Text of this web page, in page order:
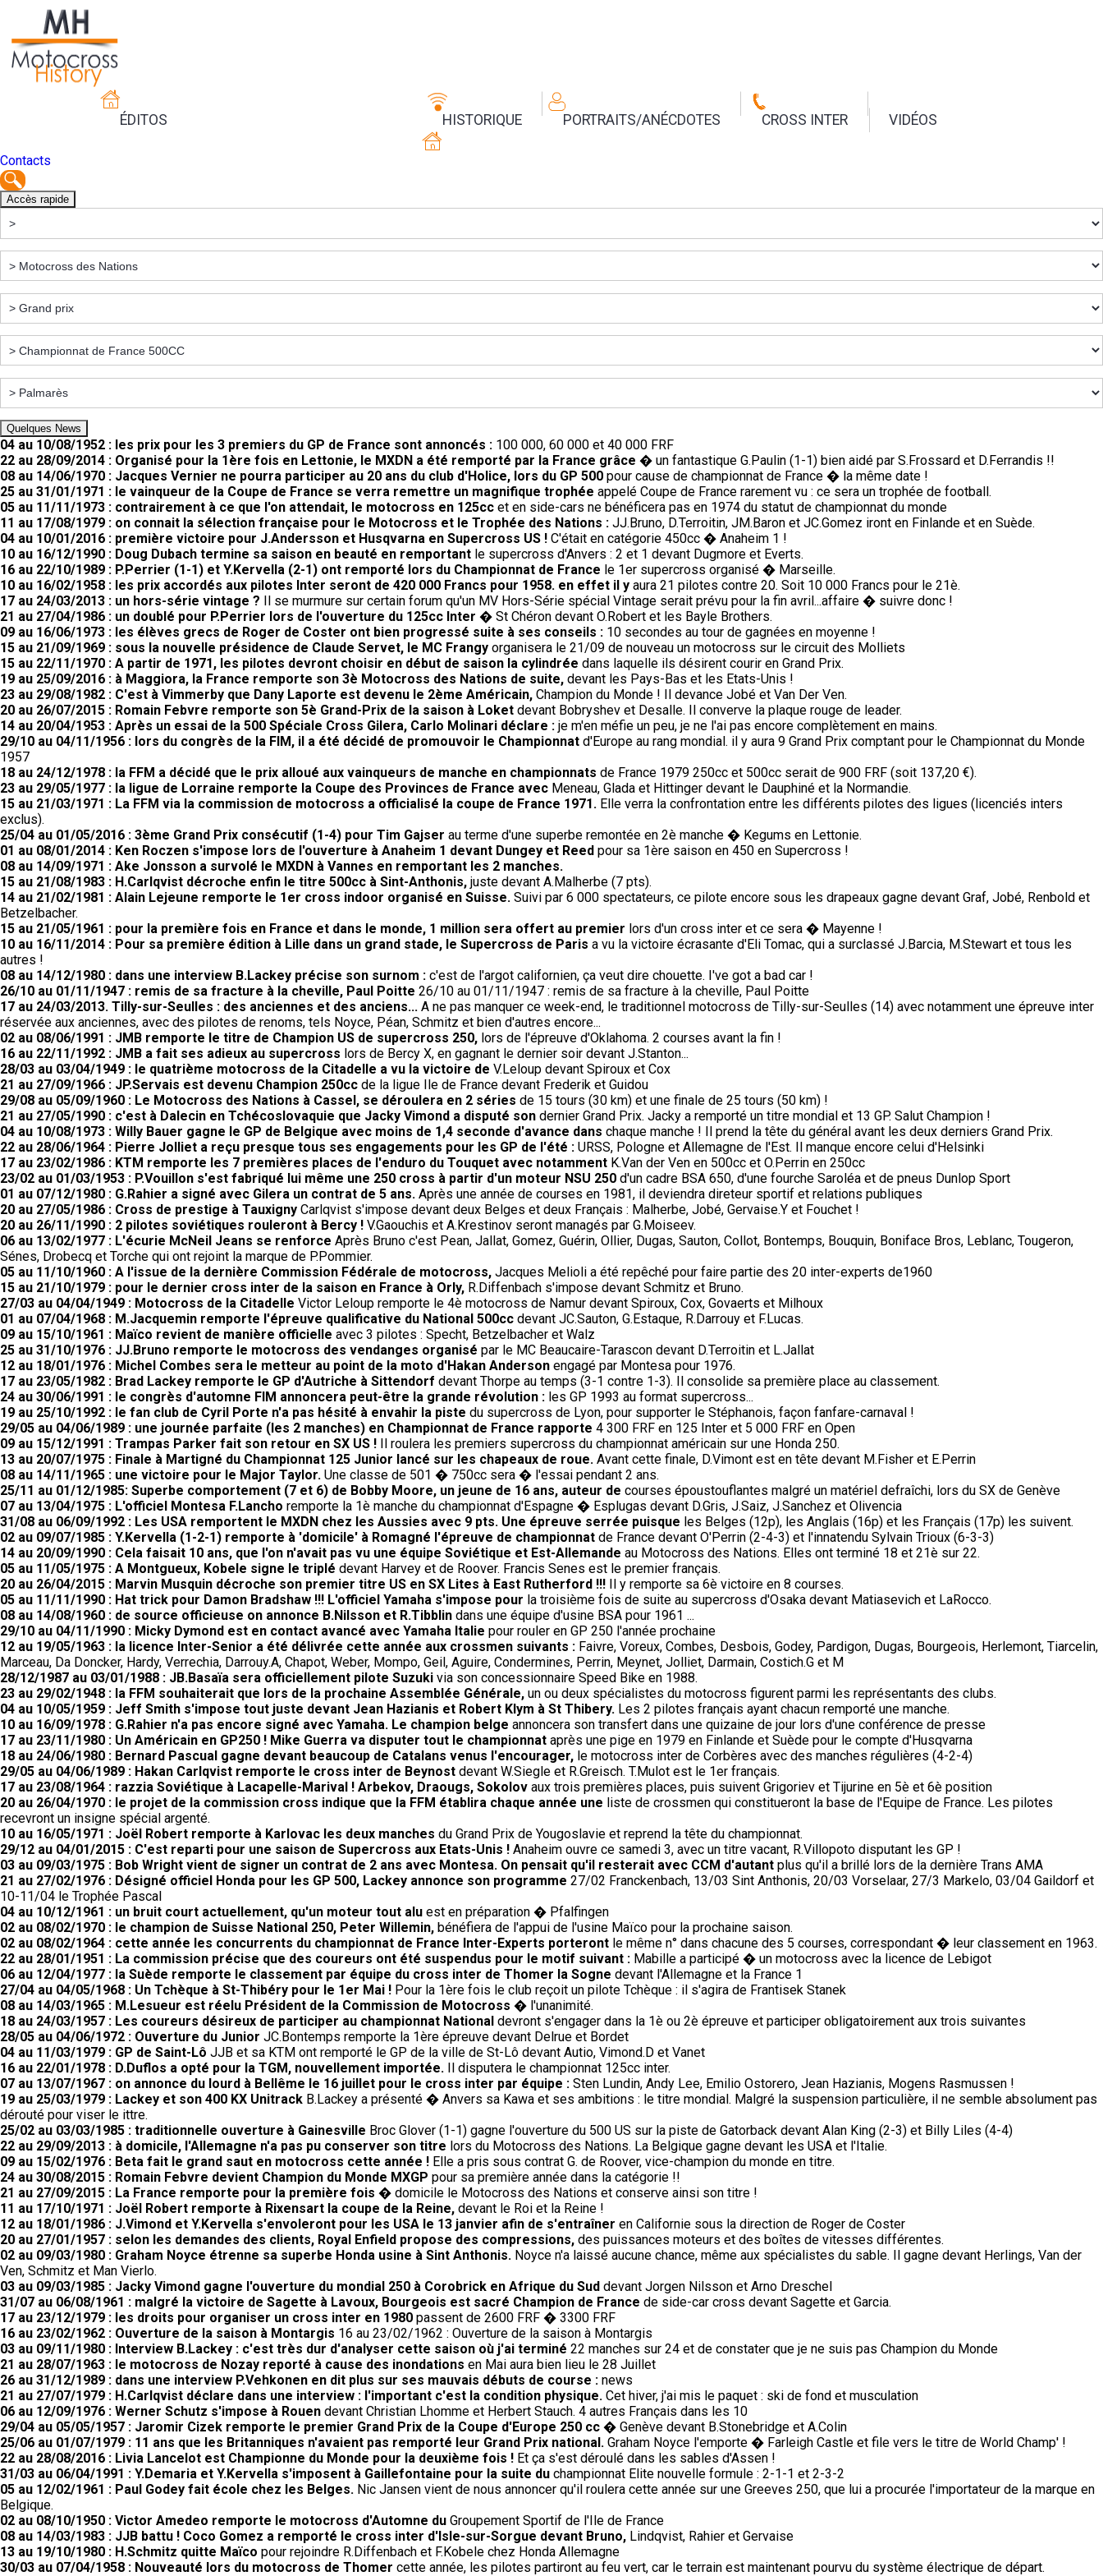
ÉDITOS HISTORIQUE PORTRAITS/ANÉCDOTES CROSS INTER VIDÉOS
Contacts
Accès rapide
Quelques News
04 au 10/08/1952 : les prix pour les 3 premiers du GP de France sont annoncés : 100 000, 60 000 et 40 000 FRF
22 au 28/09/2014 : Organisé pour la 1ère fois en Lettonie, le MXDN a été remporté par la France grâce � un fantastique G.Paulin (1-1) bien aidé par S.Frossard et D.Ferrandis !!
08 au 14/06/1970 : Jacques Vernier ne pourra participer au 20 ans du club d'Holice, lors du GP 500 pour cause de championnat de France � la même date !
25 au 31/01/1971 : le vainqueur de la Coupe de France se verra remettre un magnifique trophée appelé Coupe de France rarement vu : ce sera un trophée de football.
05 au 11/11/1973 : contrairement à ce que l'on attendait, le motocross en 125cc et en side-cars ne bénéficera pas en 1974 du statut de championnat du monde
11 au 17/08/1979 : on connait la sélection française pour le Motocross et le Trophée des Nations : JJ.Bruno, D.Terroitin, JM.Baron et JC.Gomez iront en Finlande et en Suède.
04 au 10/01/2016 : première victoire pour J.Andersson et Husqvarna en Supercross US ! C'était en catégorie 450cc � Anaheim 1 !
10 au 16/12/1990 : Doug Dubach termine sa saison en beauté en remportant le supercross d'Anvers : 2 et 1 devant Dugmore et Everts.
16 au 22/10/1989 : P.Perrier (1-1) et Y.Kervella (2-1) ont remporté lors du Championnat de France le 1er supercross organisé � Marseille.
10 au 16/02/1958 : les prix accordés aux pilotes Inter seront de 420 000 Francs pour 1958. en effet il y aura 21 pilotes contre 20. Soit 10 000 Francs pour le 21è.
17 au 24/03/2013 : un hors-série vintage ? Il se murmure sur certain forum qu'un MV Hors-Série spécial Vintage serait prévu pour la fin avril...affaire � suivre donc !
21 au 27/04/1986 : un doublé pour P.Perrier lors de l'ouverture du 125cc Inter � St Chéron devant O.Robert et les Bayle Brothers.
09 au 16/06/1973 : les élèves grecs de Roger de Coster ont bien progressé suite à ses conseils : 10 secondes au tour de gagnées en moyenne !
15 au 21/09/1969 : sous la nouvelle présidence de Claude Servet, le MC Frangy organisera le 21/09 de nouveau un motocross sur le circuit des Molliets
15 au 22/11/1970 : A partir de 1971, les pilotes devront choisir en début de saison la cylindrée dans laquelle ils désirent courir en Grand Prix.
19 au 25/09/2016 : à Maggiora, la France remporte son 3è Motocross des Nations de suite, devant les Pays-Bas et les Etats-Unis !
23 au 29/08/1982 : C'est à Vimmerby que Dany Laporte est devenu le 2ème Américain, Champion du Monde ! Il devance Jobé et Van Der Ven.
20 au 26/07/2015 : Romain Febvre remporte son 5è Grand-Prix de la saison à Loket devant Bobryshev et Desalle. Il converve la plaque rouge de leader.
14 au 20/04/1953 : Après un essai de la 500 Spéciale Cross Gilera, Carlo Molinari déclare : je m'en méfie un peu, je ne l'ai pas encore complètement en mains.
29/10 au 04/11/1956 : lors du congrès de la FIM, il a été décidé de promouvoir le Championnat d'Europe au rang mondial. il y aura 9 Grand Prix comptant pour le Championnat du Monde
1957
18 au 24/12/1978 : la FFM a décidé que le prix alloué aux vainqueurs de manche en championnats de France 1979 250cc et 500cc serait de 900 FRF (soit 137,20 €).
23 au 29/05/1977 : la ligue de Lorraine remporte la Coupe des Provinces de France avec Meneau, Glada et Hittinger devant le Dauphiné et la Normandie.
15 au 21/03/1971 : La FFM via la commission de motocross a officialisé la coupe de France 1971. Elle verra la confrontation entre les différents pilotes des ligues (licenciés inters
exclus).
25/04 au 01/05/2016 : 3ème Grand Prix consécutif (1-4) pour Tim Gajser au terme d'une superbe remontée en 2è manche � Kegums en Lettonie.
01 au 08/01/2014 : Ken Roczen s'impose lors de l'ouverture à Anaheim 1 devant Dungey et Reed pour sa 1ère saison en 450 en Supercross !
08 au 14/09/1971 : Ake Jonsson a survolé le MXDN à Vannes en remportant les 2 manches.
15 au 21/08/1983 : H.Carlqvist décroche enfin le titre 500cc à Sint-Anthonis, juste devant A.Malherbe (7 pts).
14 au 21/02/1981 : Alain Lejeune remporte le 1er cross indoor organisé en Suisse. Suivi par 6 000 spectateurs, ce pilote encore sous les drapeaux gagne devant Graf, Jobé, Renbold et
Betzelbacher.
15 au 21/05/1961 : pour la première fois en France et dans le monde, 1 million sera offert au premier lors d'un cross inter et ce sera � Mayenne !
10 au 16/11/2014 : Pour sa première édition à Lille dans un grand stade, le Supercross de Paris a vu la victoire écrasante d'Eli Tomac, qui a surclassé J.Barcia, M.Stewart et tous les
autres !
08 au 14/12/1980 : dans une interview B.Lackey précise son surnom : c'est de l'argot californien, ça veut dire chouette. I've got a bad car !
26/10 au 01/11/1947 : remis de sa fracture à la cheville, Paul Poitte 26/10 au 01/11/1947 : remis de sa fracture à la cheville, Paul Poitte
17 au 24/03/2013. Tilly-sur-Seulles : des anciennes et des anciens... A ne pas manquer ce week-end, le traditionnel motocross de Tilly-sur-Seulles (14) avec notamment une épreuve inter
réservée aux anciennes, avec des pilotes de renoms, tels Noyce, Péan, Schmitz et bien d'autres encore...
02 au 08/06/1991 : JMB remporte le titre de Champion US de supercross 250, lors de l'épreuve d'Oklahoma. 2 courses avant la fin !
16 au 22/11/1992 : JMB a fait ses adieux au supercross lors de Bercy X, en gagnant le dernier soir devant J.Stanton...
28/03 au 03/04/1949 : le quatrième motocross de la Citadelle a vu la victoire de V.Leloup devant Spiroux et Cox
21 au 27/09/1966 : JP.Servais est devenu Champion 250cc de la ligue Ile de France devant Frederik et Guidou
29/08 au 05/09/1960 : Le Motocross des Nations à Cassel, se déroulera en 2 séries de 15 tours (30 km) et une finale de 25 tours (50 km) !
21 au 27/05/1990 : c'est à Dalecin en Tchécoslovaquie que Jacky Vimond a disputé son dernier Grand Prix. Jacky a remporté un titre mondial et 13 GP. Salut Champion !
04 au 10/08/1973 : Willy Bauer gagne le GP de Belgique avec moins de 1,4 seconde d'avance dans chaque manche ! Il prend la tête du général avant les deux derniers Grand Prix.
22 au 28/06/1964 : Pierre Jolliet a reçu presque tous ses engagements pour les GP de l'été : URSS, Pologne et Allemagne de l'Est. Il manque encore celui d'Helsinki
17 au 23/02/1986 : KTM remporte les 7 premières places de l'enduro du Touquet avec notamment K.Van der Ven en 500cc et O.Perrin en 250cc
23/02 au 01/03/1953 : P.Vouillon s'est fabriqué lui même une 250 cross à partir d'un moteur NSU 250 d'un cadre BSA 650, d'une fourche Saroléa et de pneus Dunlop Sport
01 au 07/12/1980 : G.Rahier a signé avec Gilera un contrat de 5 ans. Après une année de courses en 1981, il deviendra direteur sportif et relations publiques
20 au 27/05/1986 : Cross de prestige à Tauxigny Carlqvist s'impose devant deux Belges et deux Français : Malherbe, Jobé, Gervaise.Y et Fouchet !
20 au 26/11/1990 : 2 pilotes soviétiques rouleront à Bercy ! V.Gaouchis et A.Krestinov seront managés par G.Moiseev.
06 au 13/02/1977 : L'écurie McNeil Jeans se renforce Après Bruno c'est Pean, Jallat, Gomez, Guérin, Ollier, Dugas, Sauton, Collot, Bontemps, Bouquin, Boniface Bros, Leblanc, Tougeron,
Sénes, Drobecq et Torche qui ont rejoint la marque de P.Pommier.
05 au 11/10/1960 : A l'issue de la dernière Commission Fédérale de motocross, Jacques Melioli a été repêché pour faire partie des 20 inter-experts de1960
15 au 21/10/1979 : pour le dernier cross inter de la saison en France à Orly, R.Diffenbach s'impose devant Schmitz et Bruno.
27/03 au 04/04/1949 : Motocross de la Citadelle Victor Leloup remporte le 4è motocross de Namur devant Spiroux, Cox, Govaerts et Milhoux
01 au 07/04/1968 : M.Jacquemin remporte l'épreuve qualificative du National 500cc devant JC.Sauton, G.Estaque, R.Darrouy et F.Lucas.
09 au 15/10/1961 : Maïco revient de manière officielle avec 3 pilotes : Specht, Betzelbacher et Walz
25 au 31/10/1976 : JJ.Bruno remporte le motocross des vendanges organisé par le MC Beaucaire-Tarascon devant D.Terroitin et L.Jallat
12 au 18/01/1976 : Michel Combes sera le metteur au point de la moto d'Hakan Anderson engagé par Montesa pour 1976.
17 au 23/05/1982 : Brad Lackey remporte le GP d'Autriche à Sittendorf devant Thorpe au temps (3-1 contre 1-3). Il consolide sa première place au classement.
24 au 30/06/1991 : le congrès d'automne FIM annoncera peut-être la grande révolution : les GP 1993 au format supercross...
19 au 25/10/1992 : le fan club de Cyril Porte n'a pas hésité à envahir la piste du supercross de Lyon, pour supporter le Stéphanois, façon fanfare-carnaval !
29/05 au 04/06/1989 : une journée parfaite (les 2 manches) en Championnat de France rapporte 4 300 FRF en 125 Inter et 5 000 FRF en Open
09 au 15/12/1991 : Trampas Parker fait son retour en SX US ! Il roulera les premiers supercross du championnat américain sur une Honda 250.
13 au 20/07/1975 : Finale à Martigné du Championnat 125 Junior lancé sur les chapeaux de roue. Avant cette finale, D.Vimont est en tête devant M.Fisher et E.Perrin
08 au 14/11/1965 : une victoire pour le Major Taylor. Une classe de 501 � 750cc sera � l'essai pendant 2 ans.
25/11 au 01/12/1985: Superbe comportement (7 et 6) de Bobby Moore, un jeune de 16 ans, auteur de courses époustouflantes malgré un matériel defraîchi, lors du SX de Genève
07 au 13/04/1975 : L'officiel Montesa F.Lancho remporte la 1è manche du championnat d'Espagne � Esplugas devant D.Gris, J.Saiz, J.Sanchez et Olivencia
31/08 au 06/09/1992 : Les USA remportent le MXDN chez les Aussies avec 9 pts. Une épreuve serrée puisque les Belges (12p), les Anglais (16p) et les Français (17p) les suivent.
02 au 09/07/1985 : Y.Kervella (1-2-1) remporte à 'domicile' à Romagné l'épreuve de championnat de France devant O'Perrin (2-4-3) et l'innatendu Sylvain Trioux (6-3-3)
14 au 20/09/1990 : Cela faisait 10 ans, que l'on n'avait pas vu une équipe Soviétique et Est-Allemande au Motocross des Nations. Elles ont terminé 18 et 21è sur 22.
05 au 11/05/1975 : A Montgueux, Kobele signe le triplé devant Harvey et de Roover. Francis Senes est le premier français.
20 au 26/04/2015 : Marvin Musquin décroche son premier titre US en SX Lites à East Rutherford !!!
Il y remporte sa 6è victoire en 8 courses.
05 au 11/11/1990 : Hat trick pour Damon Bradshaw !!! L'officiel Yamaha s'impose pour la troisième fois de suite au supercross d'Osaka devant Matiasevich et LaRocco.
08 au 14/08/1960 : de source officieuse on annonce B.Nilsson et R.Tibblin dans une équipe d'usine BSA pour 1961 ...
29/10 au 04/11/1990 : Micky Dymond est en contact avancé avec Yamaha Italie pour rouler en GP 250 l'année prochaine
12 au 19/05/1963 : la licence Inter-Senior a été délivrée cette année aux crossmen suivants : Faivre, Voreux, Combes, Desbois, Godey, Pardigon, Dugas, Bourgeois, Herlemont, Tiarcelin,
Marceau, Da Doncker, Hardy, Verrechia, Darrouy.A, Chapot, Weber, Mompo, Geil, Aguire, Condermines, Perrin, Meynet, Jolliet, Darmain, Costich.G et M
28/12/1987 au 03/01/1988 : JB.Basaïa sera officiellement pilote Suzuki via son concessionnaire Speed Bike en 1988.
23 au 29/02/1948 : la FFM souhaiterait que lors de la prochaine Assemblée Générale, un ou deux spécialistes du motocross figurent parmi les représentants des clubs.
04 au 10/05/1959 : Jeff Smith s'impose tout juste devant Jean Hazianis et Robert Klym à St Thibery. Les 2 pilotes français ayant chacun remporté une manche.
10 au 16/09/1978 : G.Rahier n'a pas encore signé avec Yamaha. Le champion belge annoncera son transfert dans une quizaine de jour lors d'une conférence de presse
17 au 23/11/1980 : Un Américain en GP250 ! Mike Guerra va disputer tout le championnat après une pige en 1979 en Finlande et Suède pour le compte d'Husqvarna
18 au 24/06/1980 : Bernard Pascual gagne devant beaucoup de Catalans venus l'encourager, le motocross inter de Corbères avec des manches régulières (4-2-4)
29/05 au 04/06/1989 : Hakan Carlqvist remporte le cross inter de Beynost devant W.Siegle et R.Greisch. T.Mulot est le 1er français.
17 au 23/08/1964 : razzia Soviétique à Lacapelle-Marival ! Arbekov, Draougs, Sokolov aux trois premières places, puis suivent Grigoriev et Tijurine en 5è et 6è position
20 au 26/04/1970 : le projet de la commission cross indique que la FFM établira chaque année une liste de crossmen qui constitueront la base de l'Equipe de France. Les pilotes
recevront un insigne spécial argenté.
10 au 16/05/1971 : Joël Robert remporte à Karlovac les deux manches du Grand Prix de Yougoslavie et reprend la tête du championnat.
29/12 au 04/01/2015 : C'est reparti pour une saison de Supercross aux Etats-Unis ! Anaheim ouvre ce samedi 3, avec un titre vacant, R.Villopoto disputant les GP !
03 au 09/03/1975 : Bob Wright vient de signer un contrat de 2 ans avec Montesa. On pensait qu'il resterait avec CCM d'autant plus qu'il a brillé lors de la dernière Trans AMA
21 au 27/02/1976 : Désigné officiel Honda pour les GP 500, Lackey annonce son programme 27/02 Franckenbach, 13/03 Sint Anthonis, 20/03 Vorselaar, 27/3 Markelo, 03/04 Gaildorf et
10-11/04 le Trophée Pascal
04 au 10/12/1961 : un bruit court actuellement, qu'un moteur tout alu est en préparation � Pfalfingen
02 au 08/02/1970 : le champion de Suisse National 250, Peter Willemin, bénéfiera de l'appui de l'usine Maïco pour la prochaine saison.
02 au 08/02/1964 : cette année les concurrents du championnat de France Inter-Experts porteront le même n° dans chacune des 5 courses, correspondant � leur classement en 1963.
22 au 28/01/1951 : La commission précise que des coureurs ont été suspendus pour le motif suivant : Mabille a participé � un motocross avec la licence de Lebigot
06 au 12/04/1977 : la Suède remporte le classement par équipe du cross inter de Thomer la Sogne devant l'Allemagne et la France 1
27/04 au 04/05/1968 : Un Tchèque à St-Thibéry pour le 1er Mai ! Pour la 1ère fois le club reçoit un pilote Tchèque : il s'agira de Frantisek Stanek
08 au 14/03/1965 : M.Lesueur est réelu Président de la Commission de Motocross � l'unanimité.
18 au 24/03/1957 : Les coureurs désireux de participer au championnat National devront s'engager dans la 1è ou 2è épreuve et participer obligatoirement aux trois suivantes
28/05 au 04/06/1972 : Ouverture du Junior JC.Bontemps remporte la 1ère épreuve devant Delrue et Bordet
04 au 11/03/1979 : GP de Saint-Lô JJB et sa KTM ont remporté le GP de la ville de St-Lô devant Autio, Vimond.D et Vanet
16 au 22/01/1978 : D.Duflos a opté pour la TGM, nouvellement importée. Il disputera le championnat 125cc inter.
07 au 13/07/1967 : on annonce du lourd à Bellême le 16 juillet pour le cross inter par équipe : Sten Lundin, Andy Lee, Emilio Ostorero, Jean Hazianis, Mogens Rasmussen !
19 au 25/03/1979 : Lackey et son 400 KX Unitrack B.Lackey a présenté � Anvers sa Kawa et ses ambitions : le titre mondial. Malgré la suspension particulière, il ne semble absolument pas
dérouté pour viser le ittre.
25/02 au 03/03/1985 : traditionnelle ouverture à Gainesville Broc Glover (1-1) gagne l'ouverture du 500 US sur la piste de Gatorback devant Alan King (2-3) et Billy Liles (4-4)
22 au 29/09/2013 : à domicile, l'Allemagne n'a pas pu conserver son titre lors du Motocross des Nations. La Belgique gagne devant les USA et l'Italie.
09 au 15/02/1976 : Beta fait le grand saut en motocross cette année ! Elle a pris sous contrat G. de Roover, vice-champion du monde en titre.
24 au 30/08/2015 : Romain Febvre devient Champion du Monde MXGP pour sa première année dans la catégorie !!
21 au 27/09/2015 : La France remporte pour la première fois � domicile le Motocross des Nations et conserve ainsi son titre !
11 au 17/10/1971 : Joël Robert remporte à Rixensart la coupe de la Reine, devant le Roi et la Reine !
12 au 18/01/1986 : J.Vimond et Y.Kervella s'envoleront pour les USA le 13 janvier afin de s'entraîner en Californie sous la direction de Roger de Coster
20 au 27/01/1957 : selon les demandes des clients, Royal Enfield propose des compressions, des puissances moteurs et des boîtes de vitesses différentes.
02 au 09/03/1980 : Graham Noyce étrenne sa superbe Honda usine à Sint Anthonis. Noyce n'a laissé aucune chance, même aux spécialistes du sable. Il gagne devant Herlings, Van der
Ven, Schmitz et Man Vierlo.
03 au 09/03/1985 : Jacky Vimond gagne l'ouverture du mondial 250 à Corobrick en Afrique du Sud devant Jorgen Nilsson et Arno Dreschel
31/07 au 06/08/1961 : malgré la victoire de Sagette à Lavoux, Bourgeois est sacré Champion de France de side-car cross devant Sagette et Garcia.
17 au 23/12/1979 : les droits pour organiser un cross inter en 1980 passent de 2600 FRF � 3300 FRF
16 au 23/02/1962 : Ouverture de la saison à Montargis 16 au 23/02/1962 : Ouverture de la saison à Montargis
03 au 09/11/1980 : Interview B.Lackey : c'est très dur d'analyser cette saison où j'ai terminé 22 manches sur 24 et de constater que je ne suis pas Champion du Monde
21 au 28/07/1963 : le motocross de Nozay reporté à cause des inondations en Mai aura bien lieu le 28 Juillet
26 au 31/12/1989 : dans une interview P.Vehkonen en dit plus sur ses mauvais débuts de course : news
21 au 27/07/1979 : H.Carlqvist déclare dans une interview : l'important c'est la condition physique. Cet hiver, j'ai mis le paquet : ski de fond et musculation
06 au 12/09/1976 : Werner Schutz s'impose à Rouen devant Christian Lhomme et Herbert Stauch. 4 autres Français dans les 10
29/04 au 05/05/1957 : Jaromir Cizek remporte le premier Grand Prix de la Coupe d'Europe 250 cc � Genève devant B.Stonebridge et A.Colin
25/06 au 01/07/1979 : 11 ans que les Britanniques n'avaient pas remporté leur Grand Prix national. Graham Noyce l'emporte � Farleigh Castle et file vers le titre de World Champ' !
22 au 28/08/2016 : Livia Lancelot est Championne du Monde pour la deuxième fois ! Et ça s'est déroulé dans les sables d'Assen !
31/03 au 06/04/1991 : Y.Demaria et Y.Kervella s'imposent à Gaillefontaine pour la suite du championnat Elite nouvelle formule : 2-1-1 et 2-3-2
05 au 12/02/1961 : Paul Godey fait école chez les Belges. Nic Jansen vient de nous annoncer qu'il roulera cette année sur une Greeves 250, que lui a procurée l'importateur de la marque en
Belgique.
02 au 08/10/1950 : Victor Amedeo remporte le motocross d'Automne du Groupement Sportif de l'Ile de France
08 au 14/03/1983 : JJB battu ! Coco Gomez a remporté le cross inter d'Isle-sur-Sorgue devant Bruno, Lindqvist, Rahier et Gervaise
13 au 19/10/1980 : H.Schmitz quitte Maïco pour rejoindre R.Diffenbach et F.Kobele chez Honda Allemagne
30/03 au 07/04/1958 : Nouveauté lors du motocross de Thomer cette année, les pilotes partiront au feu vert, car le terrain est maintenant pourvu du système électrique de départ.